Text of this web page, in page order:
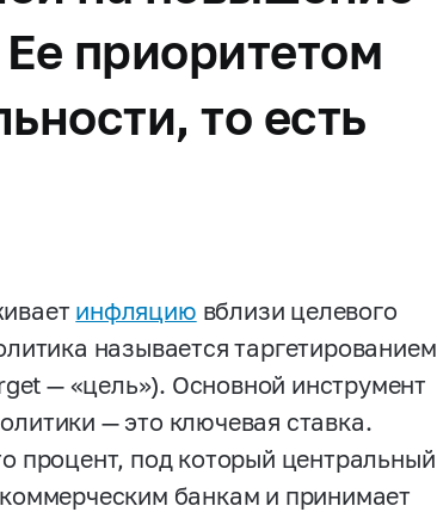
приоритетом
то есть
инфляцию вблизи целевого
называется таргетированием
— «цель»). Основной инструмент
— это ключевая ставка.
процент, под который центральный
банкам и принимает